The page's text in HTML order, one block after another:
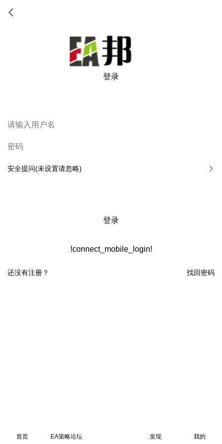
登录
安全提问(未设置请忽略)
登录
!connect_mobile_login!
找回密码
还没有注册？
首页 EA策略论坛 发现 我的